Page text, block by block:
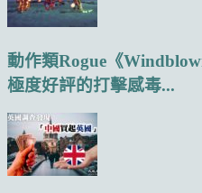
動作類Rogue《
極度好評的打擊感毒...